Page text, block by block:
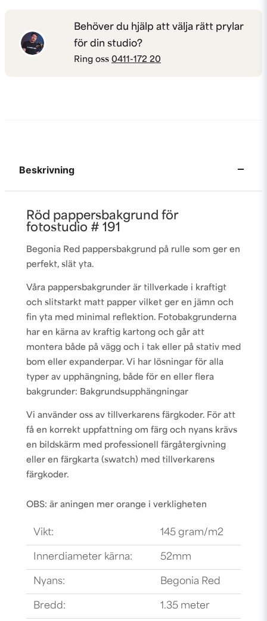
Behöver du hjälp att välja rätt prylar
för din studio?
Ring oss 0411-172 20
Beskrivning
Röd pappersbakgrund för
fotostudio # 191
Begonia Red pappersbakgrund på rulle som ger en
perfekt, slät yta.
Våra pappersbakgrunder är tillverkade i kraftigt
och slitstarkt matt papper vilket ger en jämn och
fin yta med minimal reflektion. Fotobakgrunderna
har en kärna av kraftig kartong och går att
montera både på vägg och i tak eller på stativ med
bom eller expanderpar. Vi har lösningar för alla
typer av upphängning, både för en eller flera
bakgrunder: Bakgrundsupphängningar
Vi använder oss av tillverkarens färgkoder. För att
få en korrekt uppfattning om färg och nyans krävs
en bildskärm med professionell färgåtergivning
eller en färgkarta (swatch) med tillverkarens
färgkoder.
OBS: är aningen mer orange i verkligheten
Vikt: 145 gram/m2
Innerdiameter kärna: 52mm
Nyans: Begonia Red
Bredd: 1.35 meter